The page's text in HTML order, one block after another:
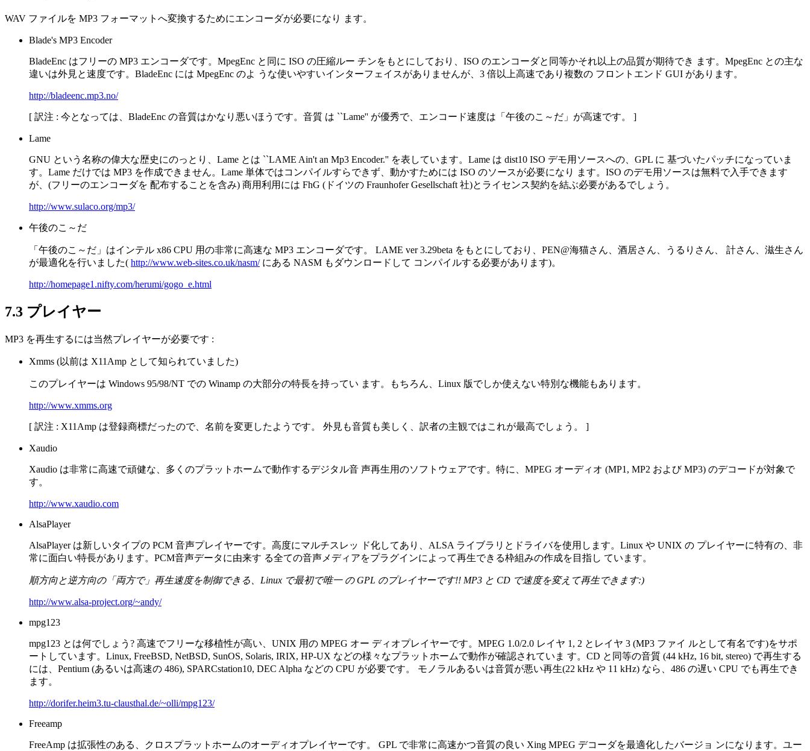
WAV ファイルを MP3 フォーマットへ変換するためにエンコーダが必要になり ます。
Blade's MP3 Encoder
BladeEnc はフリーの MP3 エンコーダです。MpegEnc と同に ISO の圧縮ルー チンをもとにしており、ISO のエンコーダと同等かそれ以上の品質が期待でき ます。MpegEnc との主な
違いは外見と速度です。BladeEnc には MpegEnc のよ うな使いやすいインターフェイスがありませんが、3 倍以上高速であり複数の フロントエンド GUI があります。
http://bladeenc.mp3.no/
[ 訳注 : 今となっては、BladeEnc の音質はかなり悪いほうです。音質 は ``Lame'' が優秀で、エンコード速度は「午後のこ～だ」が高速です。 ]
Lame
GNU という名称の偉大な歴史にのっとり、Lame とは ``LAME Ain't an Mp3 Encoder.'' を表しています。Lame は dist10 ISO デモ用ソースへの、GPL に 基づいたパッチになっていま
す。Lame だけでは MP3 を作成できません。Lame 単体ではコンパイルすらできず、動かすためには ISO のソースが必要になり ます。ISO のデモ用ソースは無料で入手できます
が、(フリーのエンコーダを 配布することを含み) 商用利用には FhG (ドイツの Fraunhofer Gesellschaft 社)とライセンス契約を結ぶ必要があるでしょう。
http://www.sulaco.org/mp3/
午後のこ～だ
「午後のこ～だ」はインテル x86 CPU 用の非常に高速な MP3 エンコーダです。 LAME ver 3.29beta をもとにしており、PEN@海猫さん、酒居さん、うるりさん、 計さん、滋生さん
が最適化を行いました( http://www.web-sites.co.uk/nasm/にある NASM もダウンロードして コンパイルする必要があります)。
http://homepage1.nifty.com/herumi/gogo_e.html
7.3 プレイヤー
MP3 を再生するには当然プレイヤーが必要です :
Xmms (以前は X11Amp として知られていました)
このプレイヤーは Windows 95/98/NT での Winamp の大部分の特長を持ってい ます。もちろん、Linux 版でしか使えない特別な機能もあります。
http://www.xmms.org
[ 訳注 : X11Amp は登録商標だったので、名前を変更したようです。 外見も音質も美しく、訳者の主観ではこれが最高でしょう。 ]
Xaudio
Xaudio は非常に高速で頑健な、多くのプラットホームで動作するデジタル音 声再生用のソフトウェアです。特に、MPEG オーディオ (MP1, MP2 および MP3) のデコードが対象で
す。
http://www.xaudio.com
AlsaPlayer
AlsaPlayer は新しいタイプの PCM 音声プレイヤーです。高度にマルチスレッ ド化してあり、ALSA ライブラリとドライバを使用します。Linux や UNIX の プレイヤーに特有の、非
常に面白い特長があります。PCM音声データに由来す る全ての音声メディアをプラグインによって再生できる枠組みの作成を目指し ています。
順方向と逆方向の「両方で」再生速度を制御できる、Linux で最初で唯一 の GPL のプレイヤーです!! MP3 と CD で速度を変えて再生できます:)
http://www.alsa-project.org/~andy/
mpg123
mpg123 とは何でしょう? 高速でフリーな移植性が高い、UNIX 用の MPEG オー ディオプレイヤーです。MPEG 1.0/2.0 レイヤ 1, 2 とレイヤ 3 (MP3 ファイ ルとして有名です)をサポ
ートしています。Linux, FreeBSD, NetBSD, SunOS, Solaris, IRIX, HP-UX などの様々なプラットホームで動作が確認されていま す。CD と同等の音質 (44 kHz, 16 bit, stereo) で再生する
には、Pentium (あるいは高速の 486), SPARCstation10, DEC Alpha などの CPU が必要です。 モノラルあるいは音質が悪い再生(22 kHz や 11 kHz) なら、486 の遅い CPU でも再生でき
ます。
http://dorifer.heim3.tu-clausthal.de/~olli/mpg123/
Freeamp
FreeAmp は拡張性のある、クロスプラットホームのオーディオプレイヤーです。 GPL で非常に高速かつ音質の良い Xing MPEG デコーダを最適化したバージョ ンになります。ユー